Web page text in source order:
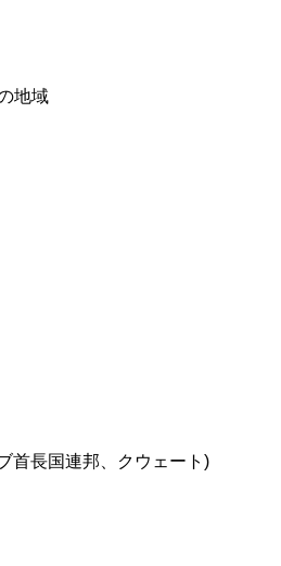
地域
首長国連邦、クウェート)